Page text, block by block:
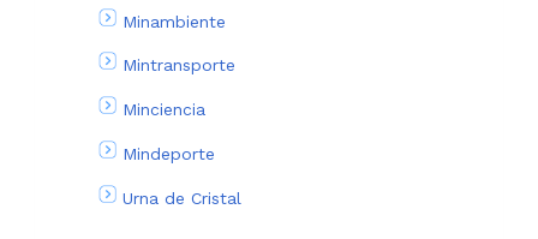
Minambiente
Mintransporte
Minciencia
Mindeporte
Urna de Cristal